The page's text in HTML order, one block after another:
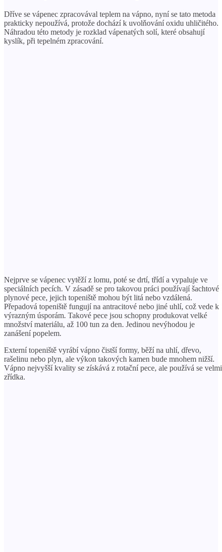
Dříve se vápenec zpracovával teplem na vápno, nyní se tato metoda
prakticky nepoužívá, protože dochází k uvolňování oxidu uhličitého.
Náhradou této metody je rozklad vápenatých solí, které obsahují
kyslík, při tepelném zpracování.
Nejprve se vápenec vytěží z lomu, poté se drtí, třídí a vypaluje ve
speciálních pecích. V zásadě se pro takovou práci používají šachtové
plynové pece, jejich topeniště mohou být litá nebo vzdálená.
Přepadová topeniště fungují na antracitové nebo jiné uhlí, což vede k
výrazným úsporám. Takové pece jsou schopny produkovat velké
množství materiálu, až 100 tun za den. Jedinou nevýhodou je
zanášení popelem.
Externí topeniště vyrábí vápno čistší formy, běží na uhlí, dřevo,
rašelinu nebo plyn, ale výkon takových kamen bude mnohem nižší.
Vápno nejvyšší kvality se získává z rotační pece, ale používá se velmi
zřídka.